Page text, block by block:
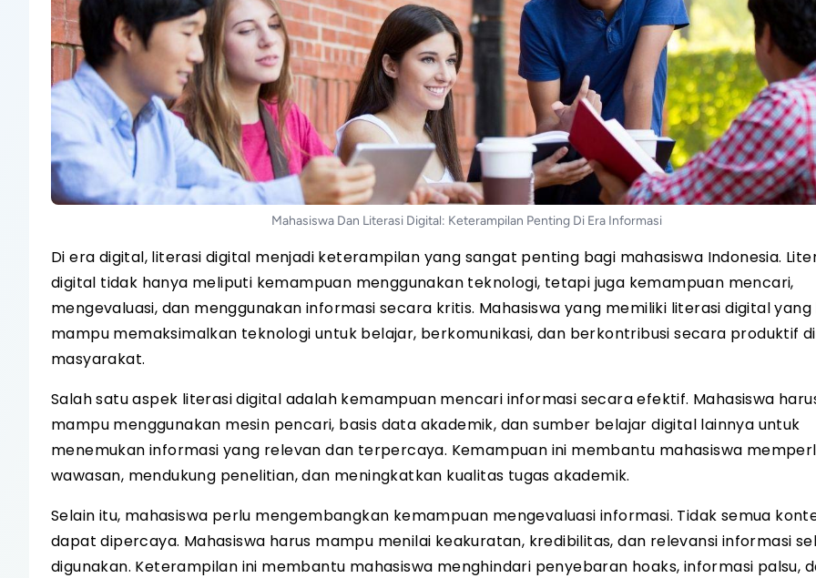
Mahasiswa Dan Literasi Digital: Keterampilan Penting Di Era Informasi
Di era digital, literasi digital menjadi keterampilan yang sangat penting bagi mahasiswa Indonesia.
digital tidak hanya meliputi kemampuan menggunakan teknologi, tetapi juga kemampuan mencari,
mengevaluasi, dan menggunakan informasi secara kritis. Mahasiswa yang memiliki literasi digital yang
mampu memaksimalkan teknologi untuk belajar, berkomunikasi, dan berkontribusi secara produktif di
masyarakat.
Salah satu aspek literasi digital adalah kemampuan mencari informasi secara efektif. Mahasiswa
mampu menggunakan mesin pencari, basis data akademik, dan sumber belajar digital lainnya untuk
menemukan informasi yang relevan dan terpercaya. Kemampuan ini membantu mahasiswa
wawasan, mendukung penelitian, dan meningkatkan kualitas tugas akademik.
Selain itu, mahasiswa perlu mengembangkan kemampuan mengevaluasi informasi. Tidak semua
dapat dipercaya. Mahasiswa harus mampu menilai keakuratan, kredibilitas, dan relevansi informasi
digunakan. Keterampilan ini membantu mahasiswa menghindari penyebaran hoaks, informasi palsu,